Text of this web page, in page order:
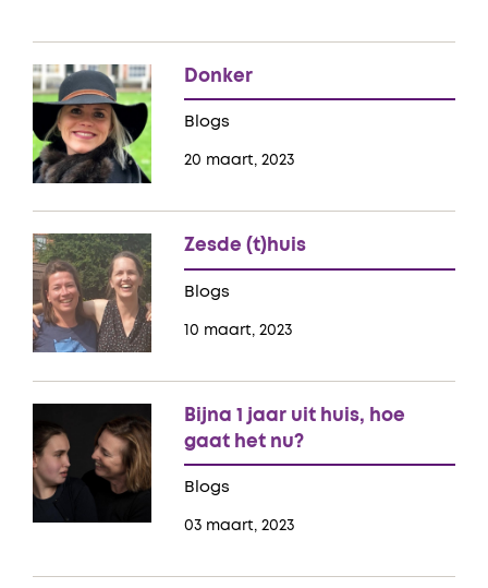
20 maart, 2023
Blogs
Donker
10 maart, 2023
Blogs
Zesde (t)huis
03 maart, 2023
Blogs
Bijna 1 jaar uit huis, hoe
gaat het nu?